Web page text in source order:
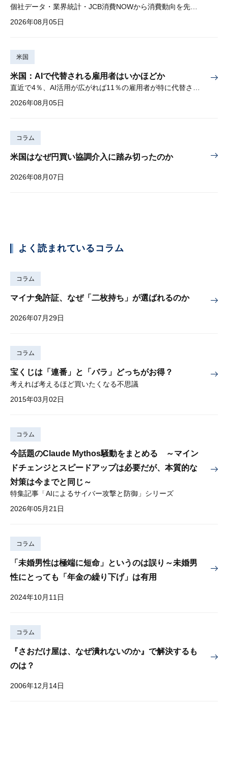
2026年08月05日
米国
米国：AIで代替される雇用者はいかほどか
直近で4％、AI活用が広がれば11％の雇用者が特に代替されやすい
2026年08月05日
コラム
米国はなぜ円買い協調介入に踏み切ったのか
2026年08月07日
よく読まれているコラム
コラム
マイナ免許証、なぜ「二枚持ち」が選ばれるのか
2026年07月29日
コラム
宝くじは「連番」と「バラ」どっちがお得？
考えれば考えるほど買いたくなる不思議
2015年03月02日
コラム
今話題のClaude Mythos騒動をまとめる ～マイン
ドチェンジとスピードアップは必要だが、本質的な
対策は今までと同じ～
特集記事「AIによるサイバー攻撃と防御」シリーズ
2026年05月21日
コラム
「未婚男性は極端に短命」というのは誤り～未婚男
性にとっても「年金の繰り下げ」は有用
2024年10月11日
コラム
『さおだけ屋は、なぜ潰れないのか』で解決するも
のは？
2006年12月14日